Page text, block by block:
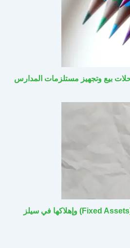
بيع وتجهيز مستلزمات المدارس
كيف تدير الأصول الثابتة (Fixed Assets) وإهلاكها في سيلز